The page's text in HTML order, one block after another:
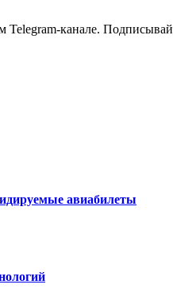
канале.
авиабилеты